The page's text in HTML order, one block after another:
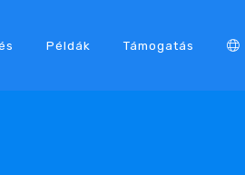
Példák Támogatás